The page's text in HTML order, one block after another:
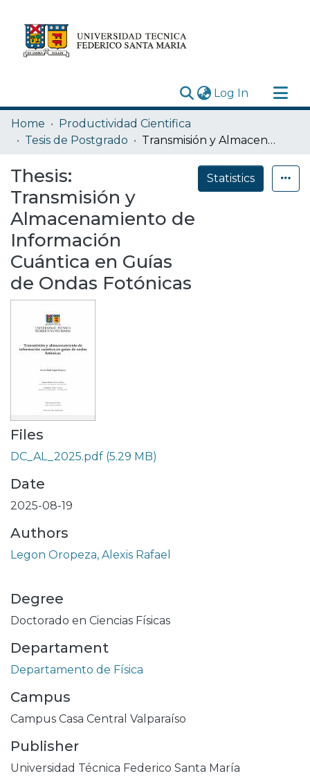
Log In (current)
Research Outputs
Statistics
Depósito
Home
Productividad Cientifica
Tesis de Postgrado
Transmisión y Almacenamiento de Información Cuántica en Guías de Ondas Fotónicas
Thesis:
Transmisión y
Almacenamiento de
Información
Cuántica en Guías
de Ondas Fotónicas
Statistics
Files
DC_AL_2025.pdf (5.29 MB)
Date
2025-08-19
Authors
Legon Oropeza, Alexis Rafael
Degree
Doctorado en Ciencias Físicas
Departament
Departamento de Física
Campus
Campus Casa Central Valparaíso
Publisher
Universidad Técnica Federico Santa María